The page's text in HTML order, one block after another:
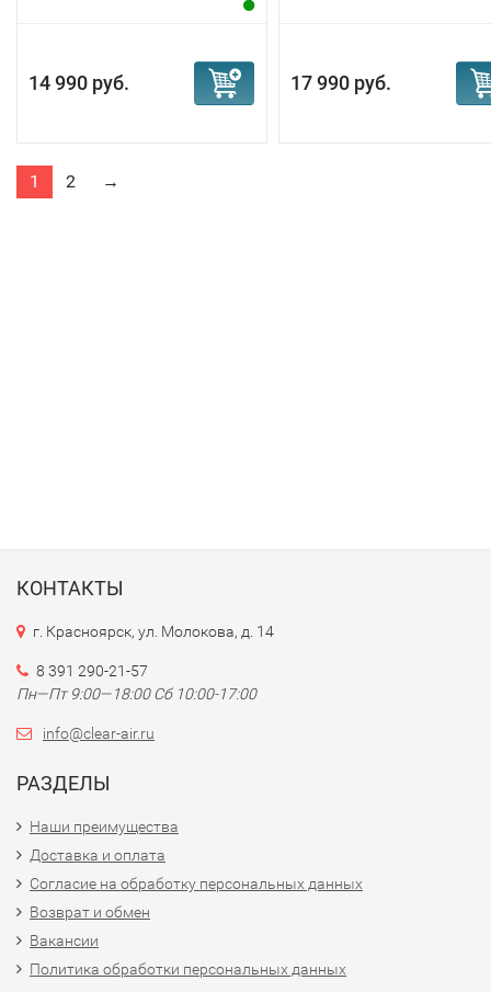
14 990 руб. 17 990 руб.
1 2 →
КОНТАКТЫ
г. Красноярск, ул. Молокова, д. 14
8 391 290-21-57
Пн—Пт 9:00—18:00 Сб 10:00-17:00
info@clear-air.ru
РАЗДЕЛЫ
Наши преимущества
Доставка и оплата
Согласие на обработку персональных данных
Возврат и обмен
Вакансии
Политика обработки персональных данных